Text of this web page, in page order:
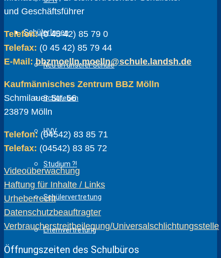
SchülerInnen
Neu an unserer Schule
Schulleben
HVV
Studium ?!
Schülervertretung
Elternvertretung
und Geschäftsführer
Telefon:(0 45 42) 85 79 0
Telefax: (0 45 42) 85 79 44
E-Mail:bbzmoelln.moelln@schule.landsh.de
Kaufmännisches Zentrum BBZ Mölln
Schmilauer Str. 66
23879 Mölln
Telefon: (04542) 83 85 71
Telefax: (04542) 83 85 72
Videoüberwachung
Haftung für Inhalte / Links
Urheberrecht
Datenschutzbeauftragter
Verbraucherstreitbeilegung/Universalschlichtungsstelle
Öffnungszeiten des Schulbüros